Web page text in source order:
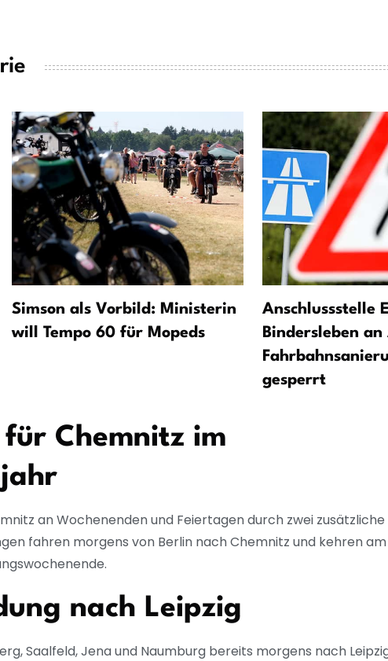
Simson als Vorbild: Ministerin
will Tempo 60 für Mopeds
Anschlussstelle
Bindersleben an
gesperrt
Chemnitz im
an Wochenenden und Feiertagen durch zwei
fahren morgens von Berlin nach Chemnitz und kehren
nach Leipzig
Saalfeld, Jena und Naumburg bereits morgens nach